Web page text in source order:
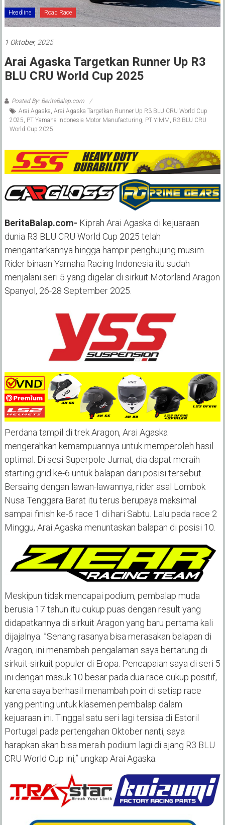
Headline Road Race
1 Oktober, 2025
Arai Agaska Targetkan Runner Up R3
BLU CRU World Cup 2025
Posted By: BeritaBalap.com
Arai Agaska, Arai Agaska Targetkan Runner Up R3 BLU CRU World Cup
2025, PT Yamaha Indonesia Motor Manufacturing, PT YIMM, R3 BLU CRU
World Cup 2025
BeritaBalap.com- Kiprah Arai Agaska di kejuaraan
dunia R3 BLU CRU World Cup 2025 telah
mengantarkannya hingga hampir penghujung musim.
Rider binaan Yamaha Racing Indonesia itu sudah
menjalani seri 5 yang digelar di sirkuit Motorland Aragon
Spanyol, 26-28 September 2025.
Perdana tampil di trek Aragon, Arai Agaska
mengerahkan kemampuannya untuk memperoleh hasil
optimal. Di sesi Superpole Jumat, dia dapat meraih
starting grid ke-6 untuk balapan dari posisi tersebut.
Bersaing dengan lawan-lawannya, rider asal Lombok
Nusa Tenggara Barat itu terus berupaya maksimal
sampai finish ke-6 race 1 di hari Sabtu. Lalu pada race 2
Minggu, Arai Agaska menuntaskan balapan di posisi 10.
Meskipun tidak mencapai podium, pembalap muda
berusia 17 tahun itu cukup puas dengan result yang
didapatkannya di sirkuit Aragon yang baru pertama kali
dijajalnya. ”Senang rasanya bisa merasakan balapan di
Aragon, ini menambah pengalaman saya bertarung di
sirkuit-sirkuit populer di Eropa. Pencapaian saya di seri 5
ini dengan masuk 10 besar pada dua race cukup positif,
karena saya berhasil menambah poin di setiap race
yang penting untuk klasemen pembalap dalam
kejuaraan ini. Tinggal satu seri lagi tersisa di Estoril
Portugal pada pertengahan Oktober nanti, saya
harapkan akan bisa meraih podium lagi di ajang R3 BLU
CRU World Cup ini,” ungkap Arai Agaska.